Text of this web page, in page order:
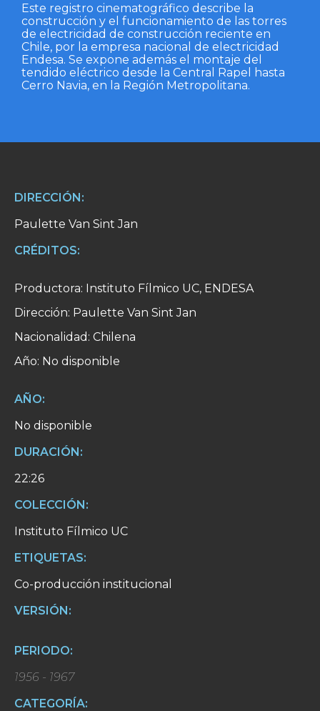
Este registro cinematográfico describe la
construcción y el funcionamiento de las torres
de electricidad de construcción reciente en
Chile, por la empresa nacional de electricidad
Endesa. Se expone además el montaje del
tendido eléctrico desde la Central Rapel hasta
Cerro Navia, en la Región Metropolitana.
DIRECCIÓN:
Paulette Van Sint Jan
CRÉDITOS:
Productora: Instituto Fílmico UC, ENDESA
Dirección: Paulette Van Sint Jan
Nacionalidad: Chilena
Año: No disponible
AÑO:
No disponible
DURACIÓN:
22:26
COLECCIÓN:
Instituto Fílmico UC
ETIQUETAS:
Co-producción institucional
VERSIÓN:
PERIODO:
1956 - 1967
CATEGORÍA: